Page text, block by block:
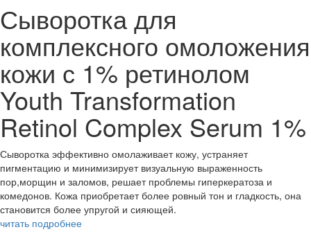
Сыворотка для
комплексного омоложения
кожи с 1% ретинолом
Youth Transformation
Retinol Complex Serum 1%
Сыворотка эффективно омолаживает кожу, устраняет
пигментацию и минимизирует визуальную выраженность
пор,морщин и заломов, решает проблемы гиперкератоза и
комедонов. Кожа приобретает более ровный тон и гладкость, она
становится более упругой и сияющей.
читать подробнее